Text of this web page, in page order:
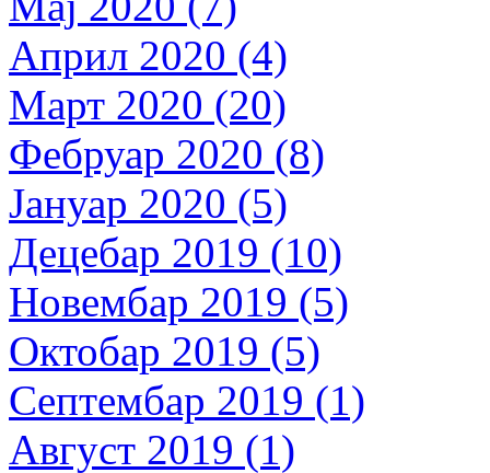
Април 2020 (4)
Март 2020 (20)
Фебруар 2020 (8)
Јануар 2020 (5)
Децебар 2019 (10)
Новембар 2019 (5)
Октобар 2019 (5)
Септембар 2019 (1)
Август 2019 (1)